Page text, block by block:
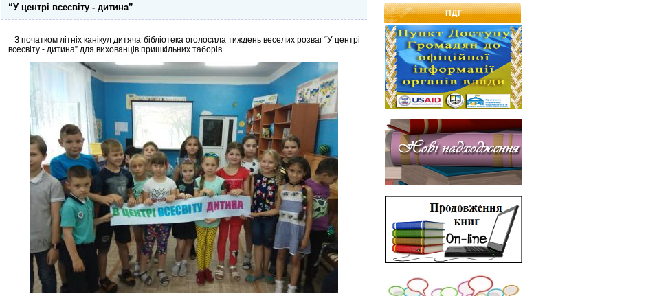
“У центрі всесвіту - дитина”
З початком літніх канікул дитяча бібліотека оголосила тиждень веселих розваг “У центрі
всесвіту - дитина” для вихованців пришкільних таборів.
ПДГ